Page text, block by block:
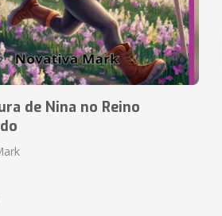
de Nina no Reino